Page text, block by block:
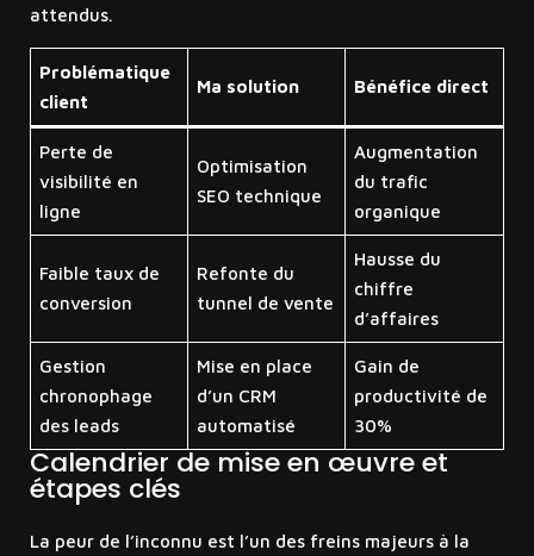
attendus.
Problématique
client
Ma solution Bénéfice direct
Perte de
visibilité en
ligne
Optimisation
SEO technique
Augmentation
du trafic
organique
Faible taux de
conversion
Refonte du
tunnel de vente
Hausse du
chiffre
d’affaires
Gestion
chronophage
des leads
Mise en place
d’un CRM
automatisé
Gain de
productivité de
30%
Calendrier de mise en œuvre et
étapes clés
La peur de l’inconnu est l’un des freins majeurs à la